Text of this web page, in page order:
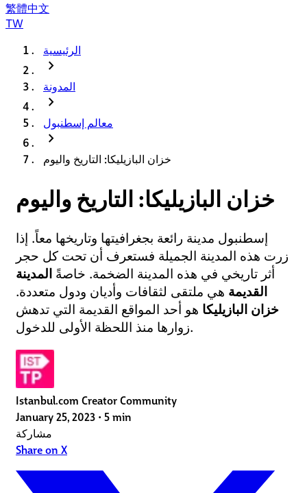
繁體中文
TW
الرئيسية
chevron_right
المدونة
chevron_right
معالم إسطنبول
chevron_right
خزان البازيليكا: التاريخ واليوم
خزان البازيليكا: التاريخ واليوم
إسطنبول مدينة رائعة بجغرافيتها وتاريخها معاً. إذا
زرت هذه المدينة الجميلة فستعرف أن تحت كل حجر
أثر تاريخي في هذه المدينة الضخمة. خاصةً المدينة
القديمة هي ملتقى لثقافات وأديان ودول متعددة.
خزان البازيليكا هو أحد المواقع القديمة التي تدهش
زوارها منذ اللحظة الأولى للدخول.
Istanbul.com Creator Community
January 25, 2023 • 5 min
مشاركة
Share on X